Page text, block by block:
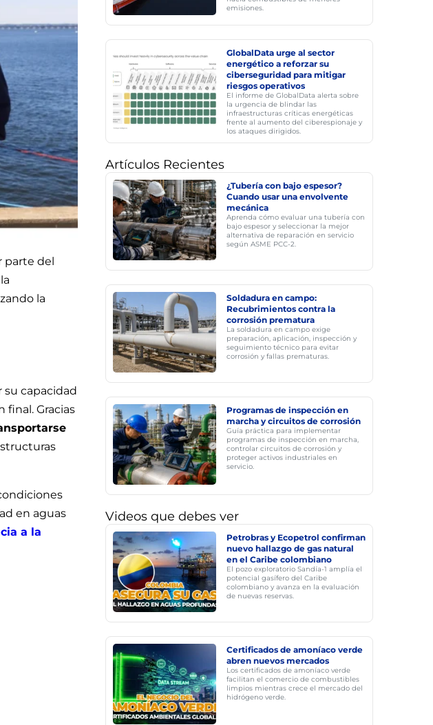
parte del
la
su capacidad
Gracias
en aguas
a la
emisiones.
GlobalData urge al sector
energético a reforzar su
ciberseguridad para mitigar
riesgos operativos
El informe de GlobalData alerta sobre
la urgencia de blindar las
infraestructuras críticas energéticas
frente al aumento del ciberespionaje y
los ataques dirigidos.
Artículos Recientes
¿Tubería con bajo espesor?
Cuando usar una envolvente
mecánica
Aprenda cómo evaluar una tubería con
bajo espesor y seleccionar la mejor
alternativa de reparación en servicio
según ASME PCC-2.
Soldadura en campo:
Recubrimientos contra la
corrosión prematura
La soldadura en campo exige
preparación, aplicación, inspección y
seguimiento técnico para evitar
corrosión y fallas prematuras.
Programas de inspección en
marcha y circuitos de corrosión
Guía práctica para implementar
programas de inspección en marcha,
controlar circuitos de corrosión y
proteger activos industriales en
servicio.
Videos que debes ver
Petrobras y Ecopetrol confirman
nuevo hallazgo de gas natural
en el Caribe colombiano
El pozo exploratorio Sandía-1 amplía el
potencial gasífero del Caribe
colombiano y avanza en la evaluación
de nuevas reservas.
Certificados de amoníaco verde
abren nuevos mercados
Los certificados de amoníaco verde
facilitan el comercio de combustibles
limpios mientras crece el mercado del
hidrógeno verde.